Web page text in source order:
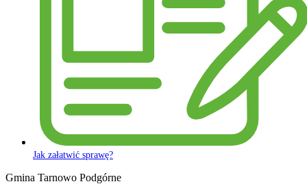
Jak załatwić sprawę?
Gmina Tarnowo Podgórne